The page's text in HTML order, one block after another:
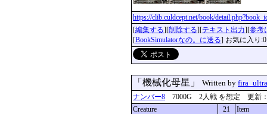
https://clib.culdcept.net/book/
[編集する][削除する][テキスト出力][参考
[BookSimulatorなの。に送る] お気に入り:0
「機械化母星」 Written by
ナンバー8 7000G 2人戦 を想定 更新：
Creature
21
Item